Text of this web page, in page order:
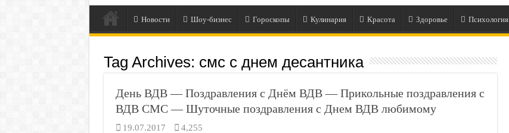
Новости Шоу-бизнес Гороскопы Кулинария Красота Здоровье Психология
Tag Archives: смс с днем десантника
День ВДВ — Поздравления с Днём ВДВ — Прикольные поздравления с
ВДВ СМС — Шуточные поздравления с Днем ВДВ любимому
19.07.2017 4,255